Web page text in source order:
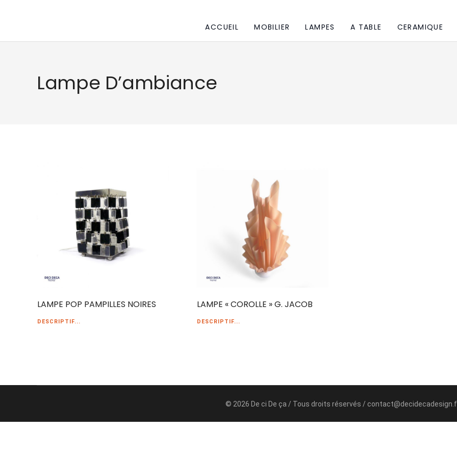
ACCUEIL MOBILIER LAMPES A TABLE CERAMIQUE
Lampe D’ambiance
LAMPE POP PAMPILLES NOIRES
DESCRIPTIF...
LAMPE « COROLLE » G. JACOB
DESCRIPTIF...
© 2026 De ci De ça / Tous droits réservés /